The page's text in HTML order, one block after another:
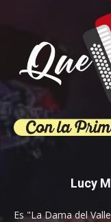
Lucy
Es "La Dama del